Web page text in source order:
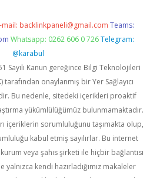
mail: backlinkpaneli@gmail.com Teams:
Whatsapp: 0262 606 0 726 Telegram:
@karabul
Sayılı Kanun gereğince Bilgi Teknolojileri
onaylanmış bir Yer Sağlayıcı
Bu nedenle, sitedeki içerikleri proaktif
yükümlülüğümüz bulunmamaktadır.
içeriklerin sorumluluğunu taşımakta olup,
kabul etmiş sayılırlar. Bu internet
veya şahıs şirketi ile hiçbir bağlantısı
kendi hazırladığımız makaleler